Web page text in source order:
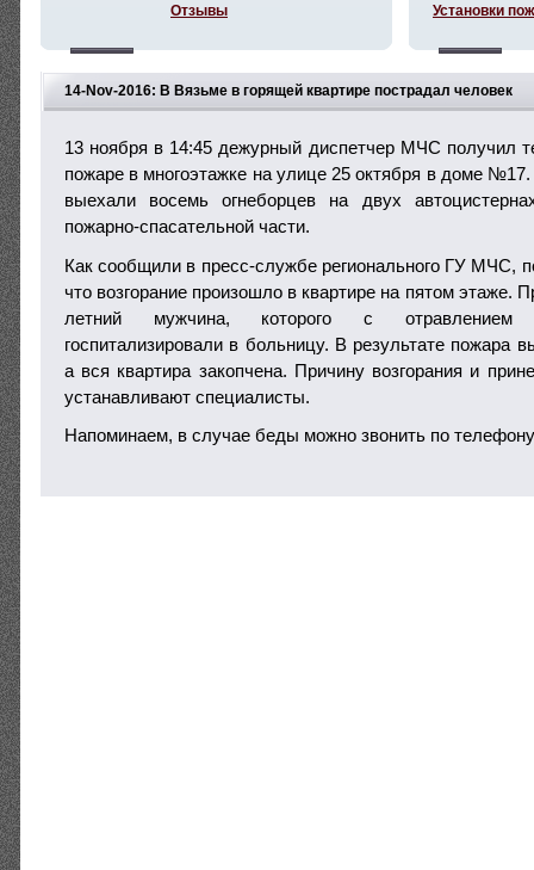
14-Nov-2016: В Вязьме в горящей квартире пострадал человек
13 ноября в 14:45 дежурный диспетчер МЧС получил
пожаре в многоэтажке на улице 25 октября в доме
выехали восемь огнеборцев на двух
пожарно-спасательной части.
Как сообщили в пресс-службе регионального ГУ МЧС,
что возгорание произошло в квартире на пятом этаже.
летний мужчина, которого с отравлением
госпитализировали в больницу. В результате пожара
а вся квартира закопчена. Причину возгорания и
устанавливают специалисты.
Напоминаем, в случае беды можно звонить по
Отзывы
Установки